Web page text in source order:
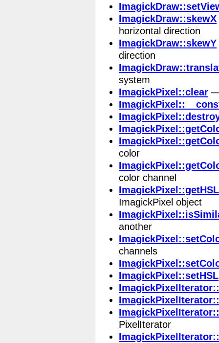
ImagickDraw::skewX
horizontal direction
ImagickDraw::skewY
direction
system
ImagickPixel::clear —
color
color channel
ImagickPixel::getHSL
ImagickPixel object
another
channels
ImagickPixel::setHSL
PixelIterator